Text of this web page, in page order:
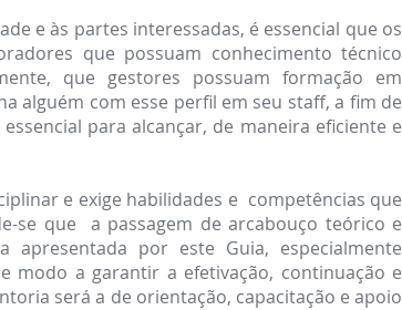
e às partes interessadas, é essencial que os
que possuam conhecimento técnico
que gestores possuam formação em
alguém com esse perfil em seu staff, a fim de
para alcançar, de maneira eficiente e
e exige habilidades e competências que
se que a passagem de arcabouço teórico e
por este Guia, especialmente
modo a garantir a efetivação, continuação e
será a de orientação, capacitação e apoio